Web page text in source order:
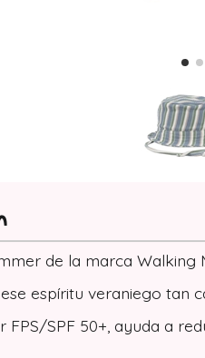
de la marca
espíritu veraniego tan
FPS/SPF 50+, ayuda a